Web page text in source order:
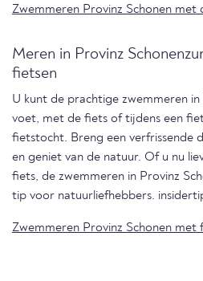
Zwemmeren Provinz Schonen met
Meren in Provinz
fietsen
U kunt de prachtige zwemmeren
voet, met de fiets of tijdens een
fietstocht. Breng een verfrissende
en geniet van de natuur. Of u nu
fiets, de zwemmeren in Provinz
tip voor natuurliefhebbers.
Zwemmeren Provinz Schonen met